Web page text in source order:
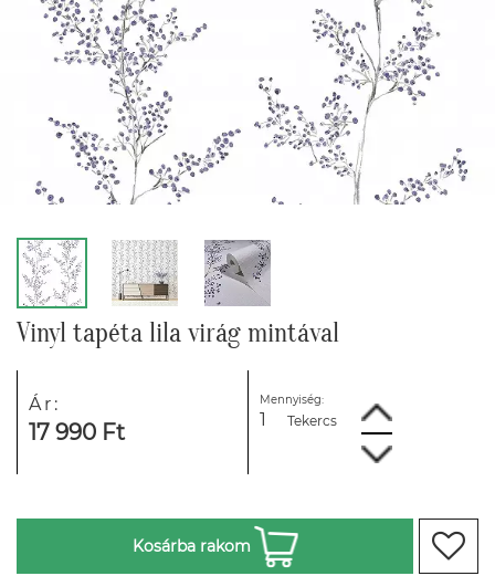
Vinyl tapéta lila virág mintával
Ár:
17 990 Ft
Mennyiség:
Tekercs
Kosárba rakom